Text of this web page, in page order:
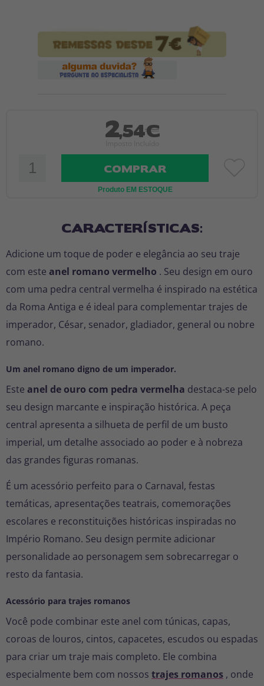
2,54€
COMPRAR
Produto EM ESTOQUE
CARACTERÍSTICAS:
Adicione um toque de poder e elegância ao seu traje
com este anel romano vermelho . Seu design em ouro
com uma pedra central vermelha é inspirado na estética
da Roma Antiga e é ideal para complementar trajes de
imperador, César, senador, gladiador, general ou nobre
romano.
Um anel romano digno de um imperador.
Este anel de ouro com pedra vermelha destaca-se pelo
seu design marcante e inspiração histórica. A peça
central apresenta a silhueta de perfil de um busto
imperial, um detalhe associado ao poder e à nobreza
das grandes figuras romanas.
É um acessório perfeito para o Carnaval, festas
temáticas, apresentações teatrais, comemorações
escolares e reconstituições históricas inspiradas no
Império Romano. Seu design permite adicionar
personalidade ao personagem sem sobrecarregar o
resto da fantasia.
Acessório para trajes romanos
Você pode combinar este anel com túnicas, capas,
coroas de louros, cintos, capacetes, escudos ou espadas
para criar um traje mais completo. Ele combina
especialmente bem com nossos trajes romanos , onde